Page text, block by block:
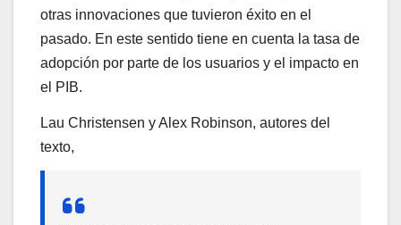
otras innovaciones que tuvieron éxito en el
pasado. En este sentido tiene en cuenta la tasa de
adopción por parte de los usuarios y el impacto en
el PIB.
Lau Christensen y Alex Robinson, autores del
texto,